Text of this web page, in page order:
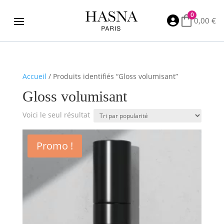
 0
0,00 €
Accueil / Produits identifiés “Gloss volumisant”
Gloss volumisant
Voici le seul résultat
Promo !